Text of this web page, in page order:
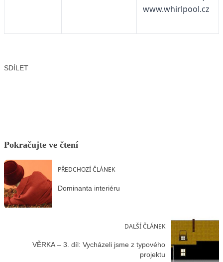
www.whirlpool.cz
SDÍLET
Pokračujte ve čtení
PŘEDCHOZÍ ČLÁNEK
Dominanta interiéru
DALŠÍ ČLÁNEK
VĚRKA – 3. díl: Vycházeli jsme z typového
projektu